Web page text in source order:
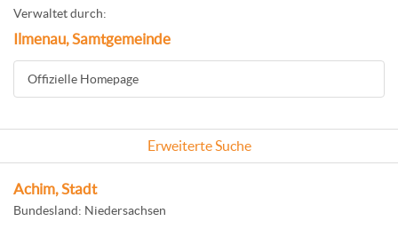
Verwaltet durch:
Ilmenau, Samtgemeinde
Offizielle Homepage
Erweiterte Suche
Achim, Stadt
Bundesland: Niedersachsen